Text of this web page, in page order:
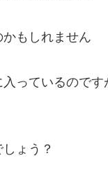
もしれません
っているので
ょう？